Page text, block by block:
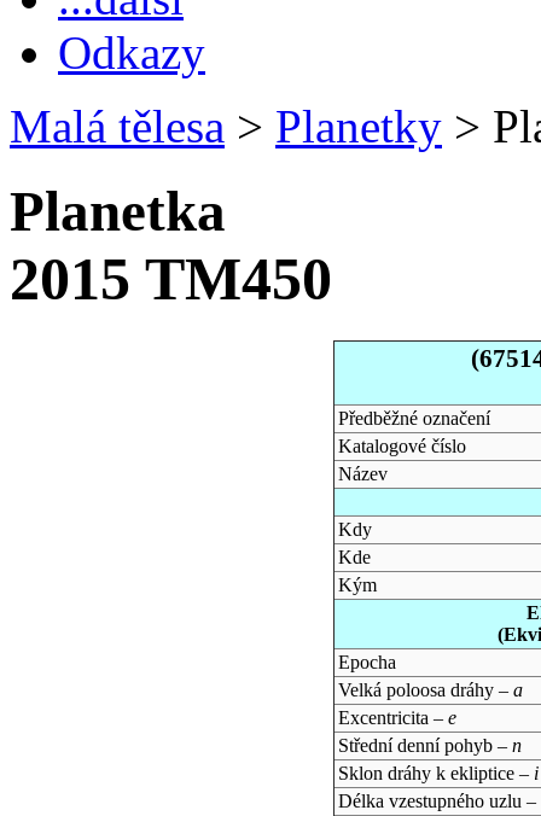
Odkazy
Malá tělesa > Planetky >
Planetka
2015 TM450
Předběžné označení
Katalogové číslo
Název
Kdy
Kde
Kým
Epocha
Velká poloosa dráhy – a
Excentricita – e
Střední denní pohyb – n
Sklon dráhy k ekliptice – i
Délka vzestupného uzlu –